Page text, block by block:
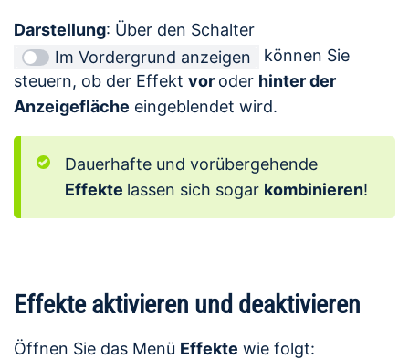
Darstellung: Über den Schalter
Im Vordergrund anzeigen
können Sie
steuern, ob der Effekt vor oder hinter der
Anzeigefläche eingeblendet wird.
Dauerhafte und vorübergehende
Effekte lassen sich sogar kombinieren!
Effekte aktivieren und deaktivieren
Öffnen Sie das Menü Effekte wie folgt: